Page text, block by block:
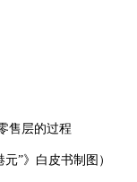
售层的过程
”》白皮书制图）